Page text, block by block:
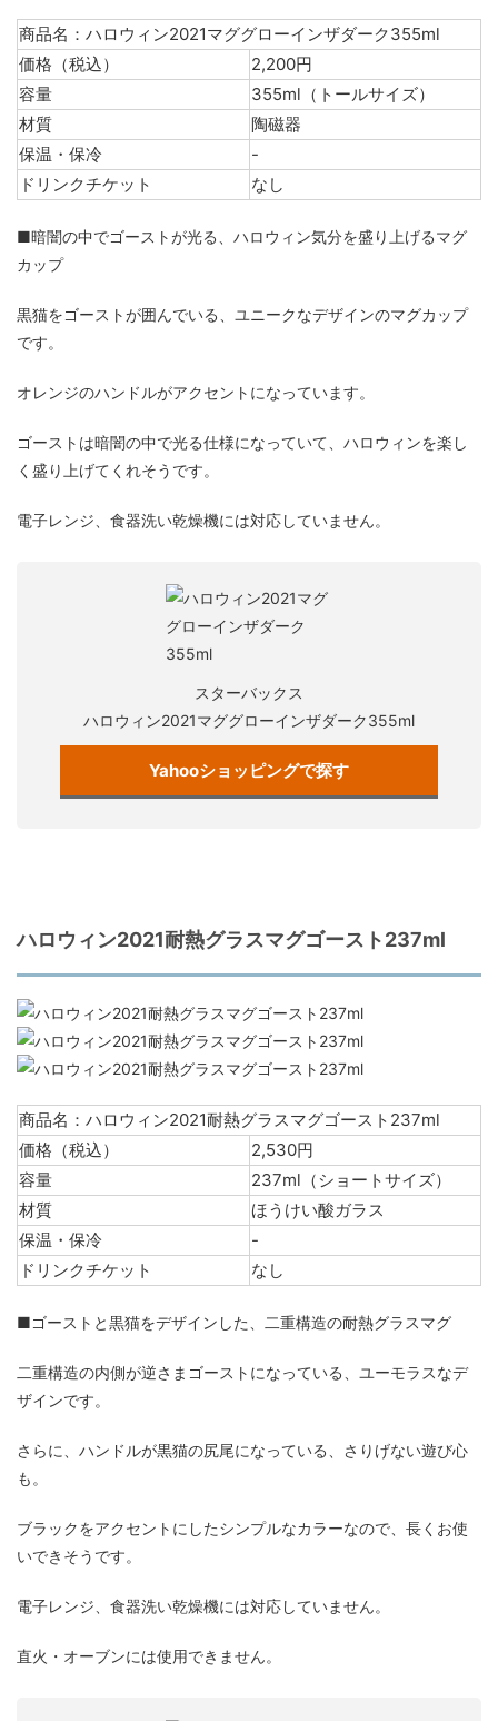
商品名：ハロウィン2021マググローインザダーク355ml
価格（税込）
2,200円
容量
355ml（トールサイズ）
材質
陶磁器
保温・保冷
-
ドリンクチケット
なし
■暗闇の中でゴーストが光る、ハロウィン気分を盛り上げるマグ
カップ
黒猫をゴーストが囲んでいる、ユニークなデザインのマグカップ
です。
オレンジのハンドルがアクセントになっています。
ゴーストは暗闇の中で光る仕様になっていて、ハロウィンを楽し
く盛り上げてくれそうです。
電子レンジ、食器洗い乾燥機には対応していません。
スターバックス
ハロウィン2021マググローインザダーク355ml
Yahooショッピングで探す
ハロウィン2021耐熱グラスマグゴースト237ml
商品名：ハロウィン2021耐熱グラスマグゴースト237ml
価格（税込）
2,530円
容量
237ml（ショートサイズ）
材質
ほうけい酸ガラス
保温・保冷
-
ドリンクチケット
なし
■ゴーストと黒猫をデザインした、二重構造の耐熱グラスマグ
二重構造の内側が逆さまゴーストになっている、ユーモラスなデ
ザインです。
さらに、ハンドルが黒猫の尻尾になっている、さりげない遊び心
も。
ブラックをアクセントにしたシンプルなカラーなので、長くお使
いできそうです。
電子レンジ、食器洗い乾燥機には対応していません。
直火・オーブンには使用できません。